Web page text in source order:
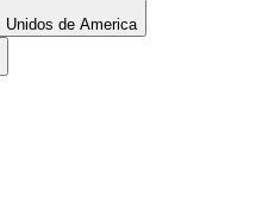
de America